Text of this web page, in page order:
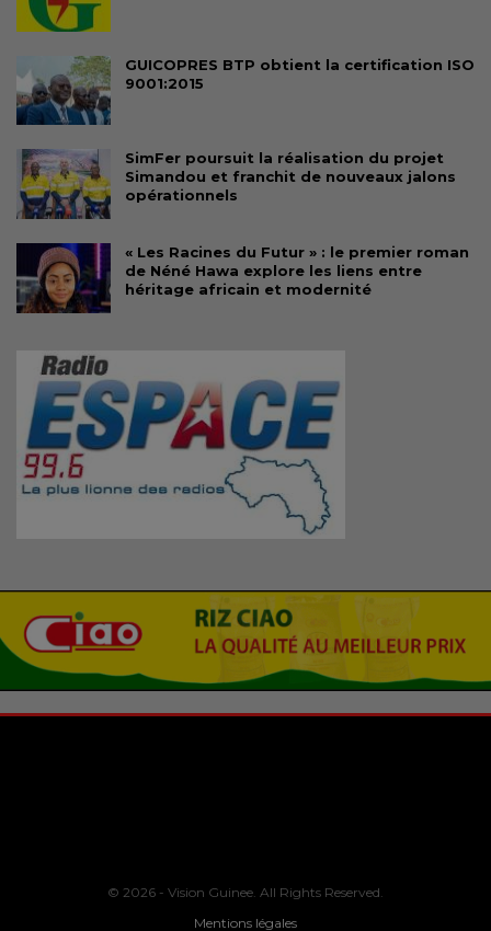
GUICOPRES BTP obtient la certification ISO
9001:2015
SimFer poursuit la réalisation du projet
Simandou et franchit de nouveaux jalons
opérationnels
« Les Racines du Futur » : le premier roman
de Néné Hawa explore les liens entre
héritage africain et modernité
© 2026 - Vision Guinee. All Rights Reserved.
Mentions légales